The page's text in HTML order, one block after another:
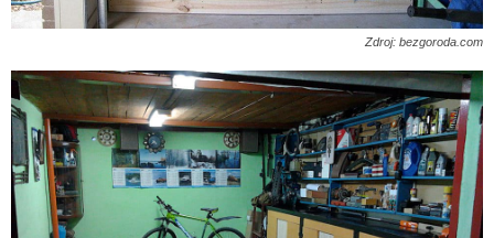
Zdroj: bezgoroda.com